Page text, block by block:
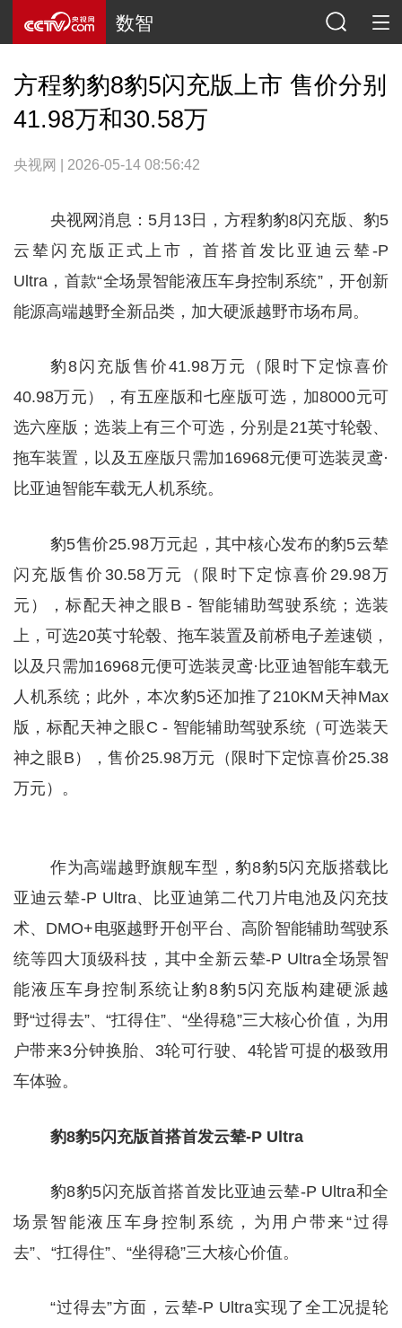
数智
方程豹豹8豹5闪充版上市 售价分别
41.98万和30.58万
央视网 | 2026-05-14 08:56:42
央视网消息：5月13日，方程豹豹8闪充版、豹5
云辇闪充版正式上市，首搭首发比亚迪云辇-P
Ultra，首款“全场景智能液压车身控制系统”，开创新
能源高端越野全新品类，加大硬派越野市场布局。
豹8闪充版售价41.98万元（限时下定惊喜价
40.98万元），有五座版和七座版可选，加8000元可
选六座版；选装上有三个可选，分别是21英寸轮毂、
拖车装置，以及五座版只需加16968元便可选装灵鸢·
比亚迪智能车载无人机系统。
豹5售价25.98万元起，其中核心发布的豹5云辇
闪充版售价30.58万元（限时下定惊喜价29.98万
元），标配天神之眼B - 智能辅助驾驶系统；选装
上，可选20英寸轮毂、拖车装置及前桥电子差速锁，
以及只需加16968元便可选装灵鸢·比亚迪智能车载无
人机系统；此外，本次豹5还加推了210KM天神Max
版，标配天神之眼C - 智能辅助驾驶系统（可选装天
神之眼B），售价25.98万元（限时下定惊喜价25.38
万元）。
作为高端越野旗舰车型，豹8豹5闪充版搭载比
亚迪云辇-P Ultra、比亚迪第二代刀片电池及闪充技
术、DMO+电驱越野开创平台、高阶智能辅助驾驶系
统等四大顶级科技，其中全新云辇-P Ultra全场景智
能液压车身控制系统让豹8豹5闪充版构建硬派越
野“过得去”、“扛得住”、“坐得稳”三大核心价值，为用
户带来3分钟换胎、3轮可行驶、4轮皆可提的极致用
车体验。
豹8豹5闪充版首搭首发云辇-P Ultra
豹8豹5闪充版首搭首发比亚迪云辇-P Ultra和全
场景智能液压车身控制系统，为用户带来“过得
去”、“扛得住”、“坐得稳”三大核心价值。
“过得去”方面，云辇-P Ultra实现了全工况提轮